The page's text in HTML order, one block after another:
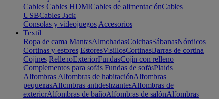
Cables Cables HDMICables de alimentaciónCables
USBCables Jack
Consolas y videojuegos Accesorios
Textil
Ropa de cama MantasAlmohadasColchasSábanasNórdicos
Cortinas y estores EstoresVisillosCortinasBarras de cortina
Cojines RellenoExteriorFundasCojín con relleno
Complementos para sofás Fundas de sofásPlaids
Alfombras Alfombras de habitaciónAlfombras
pequeñasAlfombras antideslizantesAlfombras de
exteriorAlfombras de bañoAlfombras de salónAlfombras